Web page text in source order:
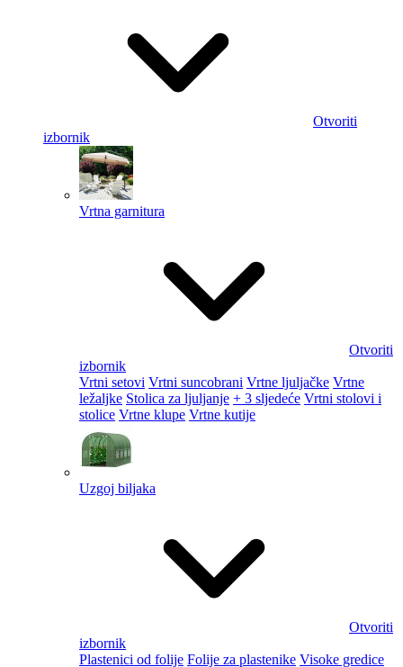
Otvoriti
izbornik
Vrtna garnitura
Otvoriti
izbornik
Vrtni setovi Vrtni suncobrani Vrtne ljuljačke Vrtne
ležaljke Stolica za ljuljanje + 3 sljedeće Vrtni stolovi i
stolice Vrtne klupe Vrtne kutije
Uzgoj biljaka
Otvoriti
izbornik
Plastenici od folije Folije za plastenike Visoke gredice